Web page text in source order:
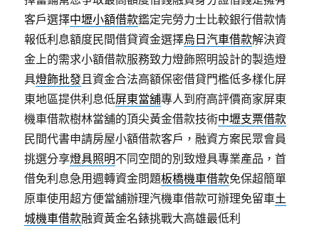
客戶選擇中壢小額借款鑑定完勞力士比較銀行借款情
報低利息額度民間借貸資金選擇烏日汽車借款解決資
金上的需求小額借款服務致力燈飾照明設計的製造燈
具燈飾批發且資金合法高額保密借貸門檻低多樣化屏
東地區提供利息低屏東當舖專人到府高評價商家屏東
機車借款樹林當舖的頂尖黃金借款技術中壢支票借款
民間代書申請房屋小額借款客戶，融資方案民眾會員
挑選分享燈具照明不同空間的別致燈具專業產品，首
借免利息急用週轉資金問題板橋機車借款免保超簡單
原車使用超方便當舖辦理汽機車借款可辦理免留車土
城機車借款融資黃金名錶挑戰大高雄最低利